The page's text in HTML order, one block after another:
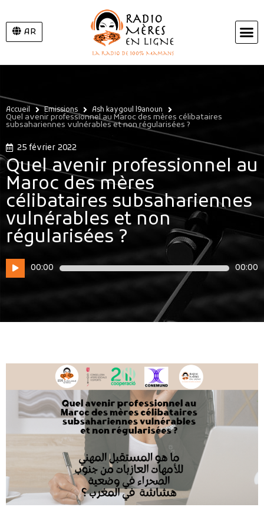
AR
Accueil Emissions Ash kaygoul l9anoun
Quel avenir professionnel au Maroc des mères célibataires
subsahariennes vulnérables et non régularisées ?
25 février 2022
Quel avenir professionnel au
Maroc des mères
célibataires subsahariennes
vulnérables et non
régularisées ?
Lecteur
audio
00:00 00:00